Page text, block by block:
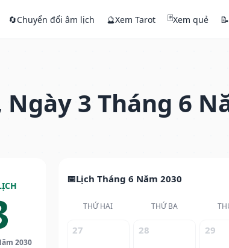
🔄Chuyển đổi âm lịch 🔮Xem Tarot 🃏Xem quẻ 📝
3 Tháng 6
2030
Lịch Tháng 6 Năm 2030
THỨ HAI THỨ BA
27 28 29